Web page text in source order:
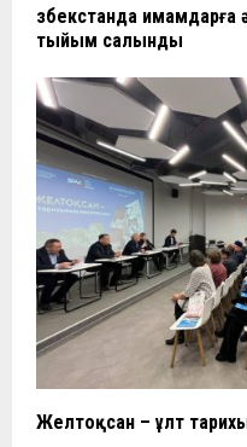
Өзбекстанда
тыйым салынды
Желтоқсан – ұлт